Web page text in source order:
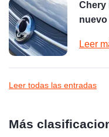
Chery
nuevo
Leer
Leer todas las entradas
Más